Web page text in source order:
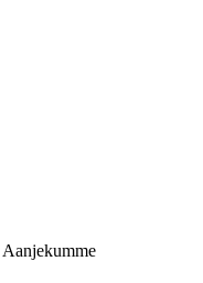
Aanjekumme